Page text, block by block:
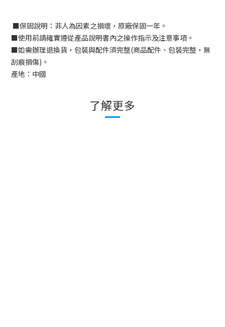
■保固說明：非人為因素之損壞，原廠保固一年。
■使用前請確實遵從產品說明書內之操作指示及注意事項。
■如需辦理退換貨，包裝與配件須完整(商品配件、包裝完整，無
刮痕損傷) 。
產地：中國
了解更多